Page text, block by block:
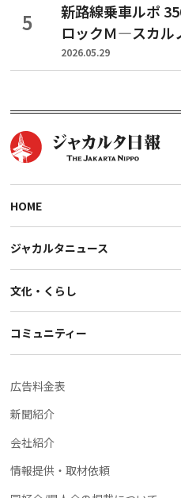
新路線乗車ルポ
ロックＭ―スカル
2026.05.29
HOME
ジャカルタニュース
文化・くらし
コミュニティー
広告料金表
新聞紹介
会社紹介
情報提供・取材依頼